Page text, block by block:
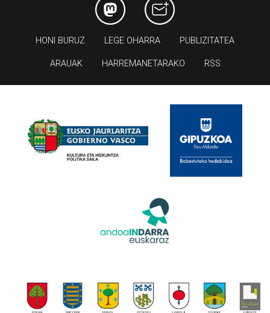
HONI BURUZ LEGE OHARRA PUBLIZITATEA
ARAUAK HARREMANETARAKO RSS